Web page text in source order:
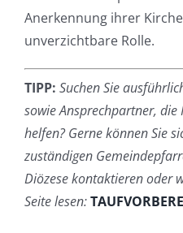
Anerkennung ihrer
unverzichtbare Rolle.
TIPP: Suchen Sie
sowie Ansprechpartner,
helfen? Gerne können Sie
zuständigen
Diözese kontaktieren oder
Seite lesen: